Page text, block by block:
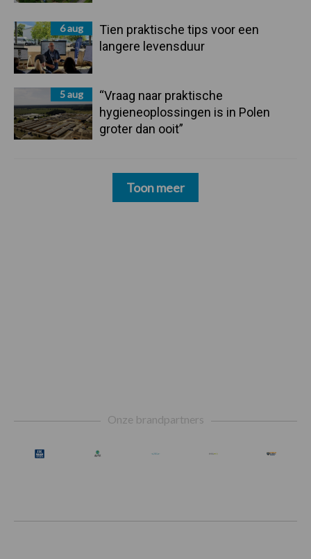
6 aug
Tien praktische tips voor een
langere levensduur
5 aug
“Vraag naar praktische
hygieneoplossingen is in Polen
groter dan ooit”
Toon meer
Onze brandpartners